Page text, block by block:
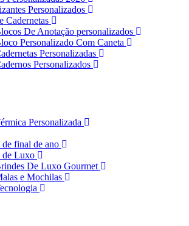
Personalizados
Cadernetas
De Anotação personalizados
Personalizado Com Caneta
Personalizadas
Personalizados
Personalizada
final de ano
de Luxo
De Luxo Gourmet
e Mochilas